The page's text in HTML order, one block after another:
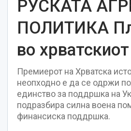
РУСКАТА
ПОЛИТИКА
во
Премиерот на Хрватска
неопходно е да се одржи
единство за поддршка на
подразбира силна воена
финансиска поддршка.